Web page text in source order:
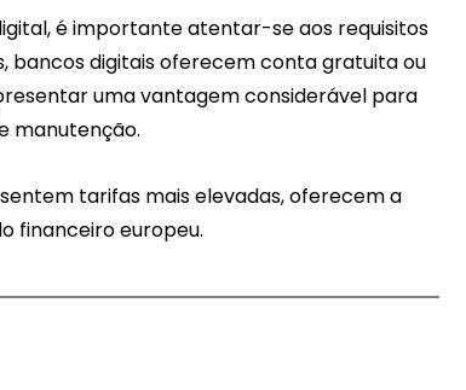
é importante atentar-se aos requisitos
bancos digitais oferecem conta gratuita ou
uma vantagem considerável para
manutenção.
tarifas mais elevadas, oferecem a
financeiro europeu.